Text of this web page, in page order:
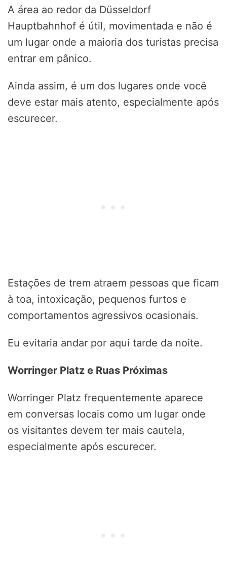
A área ao redor da Düsseldorf
Hauptbahnhof é útil, movimentada e não é
um lugar onde a maioria dos turistas precisa
entrar em pânico.
Ainda assim, é um dos lugares onde você
deve estar mais atento, especialmente após
escurecer.
Estações de trem atraem pessoas que ficam
à toa, intoxicação, pequenos furtos e
comportamentos agressivos ocasionais.
Eu evitaria andar por aqui tarde da noite.
Worringer Platz e Ruas Próximas
Worringer Platz frequentemente aparece
em conversas locais como um lugar onde
os visitantes devem ter mais cautela,
especialmente após escurecer.